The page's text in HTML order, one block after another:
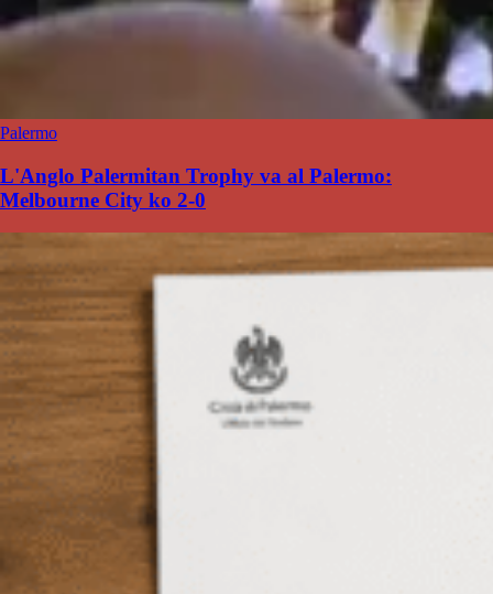
Palermo
L'Anglo Palermitan Trophy va al Palermo:
Melbourne City ko 2-0